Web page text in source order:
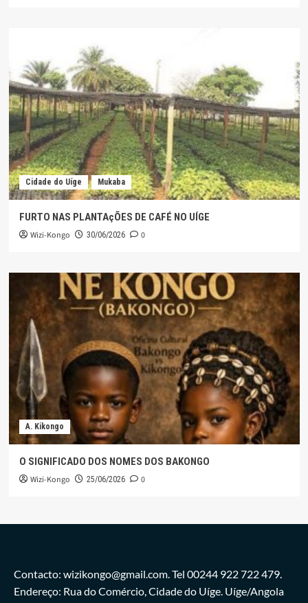
Cidade do Uíge Mukaba
FURTO NAS PLANTAçÕES DE CAFÉ NO UÍGE
Wizi-Kongo 30/06/2026 0
A. Kikongo
O SIGNIFICADO DOS NOMES DOS BAKONGO
Wizi-Kongo 25/06/2026 0
Contacto: wizikongo@gmail.com. Tel 00244 922 722 479.
Endereço: Rua do Comércio, Cidade do Uíge. Uíge/Angola